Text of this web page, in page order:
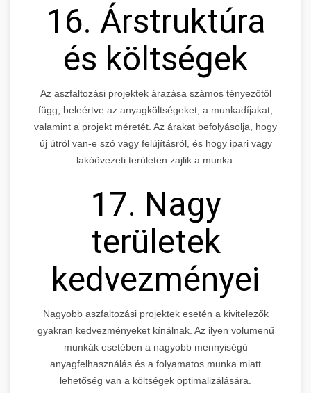
16. Árstruktúra
és költségek
Az aszfaltozási projektek árazása számos tényezőtől
függ, beleértve az anyagköltségeket, a munkadíjakat,
valamint a projekt méretét. Az árakat befolyásolja, hogy
új útról van-e szó vagy felújításról, és hogy ipari vagy
lakóövezeti területen zajlik a munka.
17. Nagy
területek
kedvezményei
Nagyobb aszfaltozási projektek esetén a kivitelezők
gyakran kedvezményeket kínálnak. Az ilyen volumenű
munkák esetében a nagyobb mennyiségű
anyagfelhasználás és a folyamatos munka miatt
lehetőség van a költségek optimalizálására.